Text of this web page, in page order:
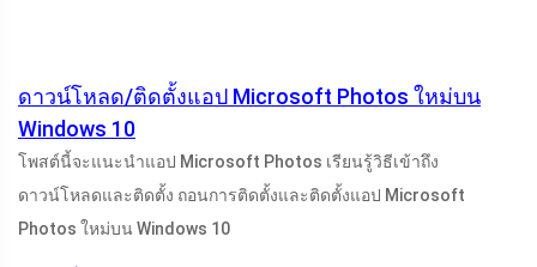
ดาวน์โหลด/ติดตั้งแอป Microsoft Photos ใหม่บน
Windows 10
โพสต์นี้จะแนะนำแอป Microsoft Photos เรียนรู้วิธีเข้าถึง
ดาวน์โหลดและติดตั้ง ถอนการติดตั้งและติดตั้งแอป Microsoft
Photos ใหม่บน Windows 10